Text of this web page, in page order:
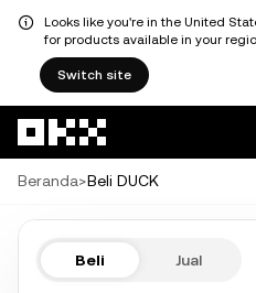
Looks like you're in the United
for products available in your
Switch site
Beranda>Beli DUCK
Beli Jual